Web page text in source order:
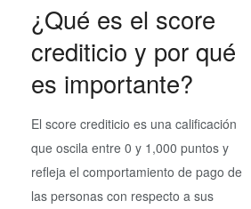
¿Qué es el score
crediticio y por qué
es importante?
El score crediticio es una calificación
que oscila entre 0 y 1,000 puntos y
refleja el comportamiento de pago de
las personas con respecto a sus